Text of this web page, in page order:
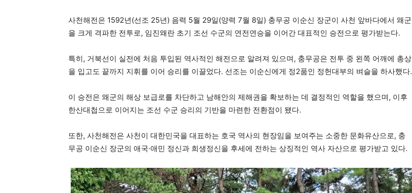
사천해전은 1592년(선조 25년) 음력 5월 29일(양력 7월 8일) 충무공 이순신 장군이 사천 앞바다에서 왜군
을 크게 격파한 전투로, 임진왜란 초기 조선 수군의 연전연승을 이어간 대표적인 승전으로 평가받는다.
특히, 거북선이 실전에 처음 투입된 역사적인 해전으로 알려져 있으며, 충무공은 전투 중 왼쪽 어깨에 총상
을 입고도 끝까지 지휘를 이어 승리를 이끌었다. 선조는 이순신에게 정2품인 정헌대부의 벼슬을 하사했다.
이 승전은 왜군의 해상 보급로를 차단하고 남해안의 제해권을 확보하는 데 결정적인 역할을 했으며, 이후
한산대첩으로 이어지는 조선 수군 승리의 기반을 마련한 전환점이 됐다.
또한, 사천해전은 사천이 대한민국을 대표하는 호국 역사의 현장임을 보여주는 소중한 문화유산으로, 충
무공 이순신 장군의 애국·애민 정신과 희생정신을 후세에 전하는 상징적인 역사 자산으로 평가받고 있다.